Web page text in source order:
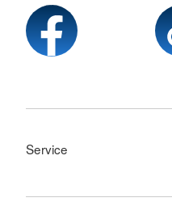
Service